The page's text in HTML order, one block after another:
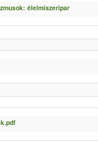
élelmiszeripar